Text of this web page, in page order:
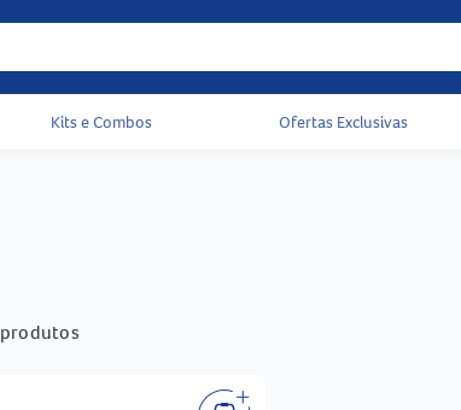
Acessos rápidos do cabeçalho
Kits e Combos Ofertas Exclusivas
produtos